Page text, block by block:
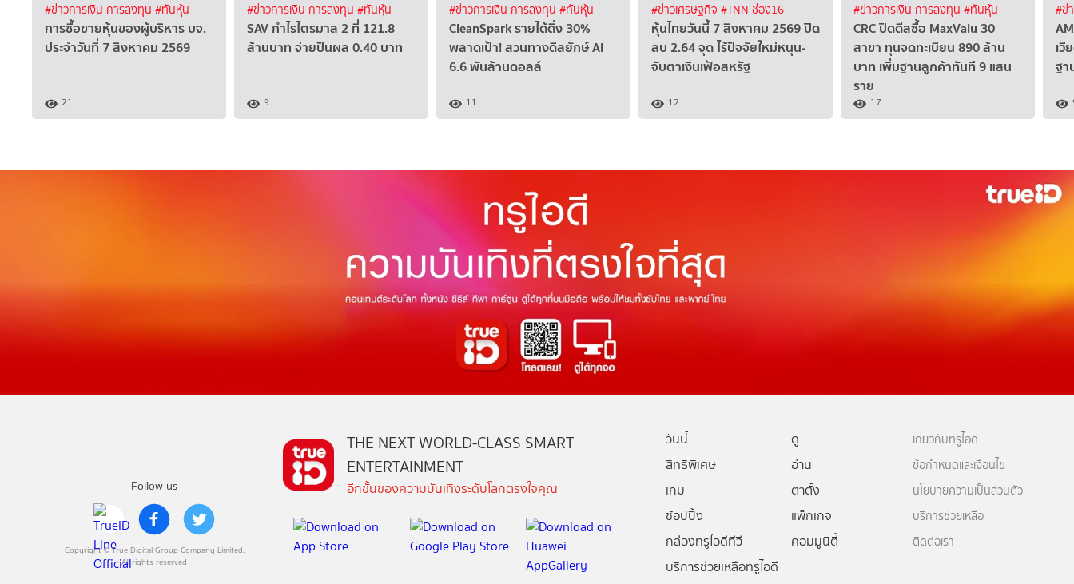
#ข่าวการเงิน การลงทุน #ทันหุ้น
การซื้อขายหุ้นของผู้บริหาร บจ.
ประจำวันที่ 7 สิงหาคม 2569
21
#ข่าวการเงิน การลงทุน #ทันหุ้น
SAV กำไรไตรมาส 2 ที่ 121.8
ล้านบาท จ่ายปันผล 0.40 บาท
9
#ข่าวการเงิน การลงทุน #ทันหุ้น
CleanSpark รายได้ดิ่ง 30%
พลาดเป้า! สวนทางดีลยักษ์ AI
6.6 พันล้านดอลล์
11
#ข่าวเศรษฐกิจ #TNN ช่อง16
หุ้นไทยวันนี้ 7 สิงหาคม 2569 ปิด
ลบ 2.64 จุด ไร้ปัจจัยใหม่หนุน-
จับตาเงินเฟ้อสหรัฐ
12
#ข่าวการเงิน การลงทุน #ทันหุ้น
CRC ปิดดีลซื้อ MaxValu 30
สาขา ทุนจดทะเบียน 890 ล้าน
บาท เพิ่มฐานลูกค้าทันที 9 แสน
ราย
17
#ข่
เ
ฐ
Follow us
Copyright © True Digital Group Company Limited.
All rights reserved
THE NEXT WORLD-CLASS SMART
ENTERTAINMENT
อีกขั้นของความบันเทิงระดับโลกตรงใจคุณ
วันนี้
ดู
สิทธิพิเศษ
อ่าน
เกม
ตาตั้ง
ช้อปปิ้ง
แพ็กเกจ
กล่องทรูไอดีทีวี
คอมมูนิตี้
บริการช่วยเหลือทรูไอดี
เกี่ยวกับทรูไอดี
ข้อกำหนดและเงื่อนไข
นโยบายความเป็นส่วนตัว
บริการช่วยเหลือ
ติดต่อเรา